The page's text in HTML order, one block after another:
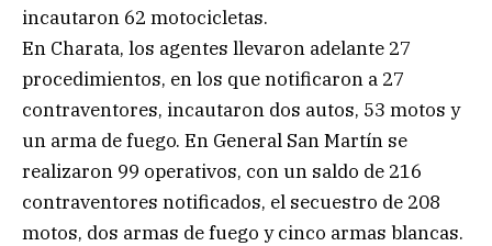
incautaron 62 motocicletas.
En Charata, los agentes llevaron adelante 27
procedimientos, en los que notificaron a 27
contraventores, incautaron dos autos, 53 motos y
un arma de fuego. En General San Martín se
realizaron 99 operativos, con un saldo de 216
contraventores notificados, el secuestro de 208
motos, dos armas de fuego y cinco armas blancas.